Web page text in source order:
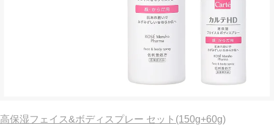
高保湿フェイス&ボディスプレー セット(150g+60g)